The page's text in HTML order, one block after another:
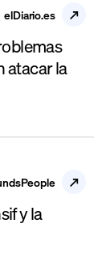
elDiario.es
atacar la
y la